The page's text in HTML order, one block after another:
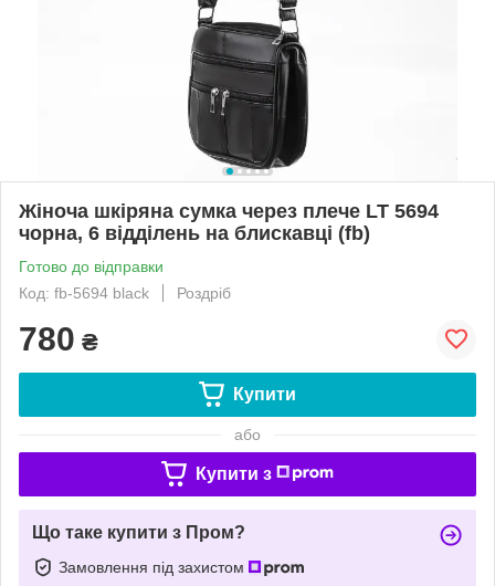
Жіноча шкіряна сумка через плече LT 5694
чорна, 6 відділень на блискавці (fb)
Готово до відправки
Код: fb-5694 black
Роздріб
780 ₴
Купити
або
Купити з
Що таке купити з Пром?
Замовлення під захистом